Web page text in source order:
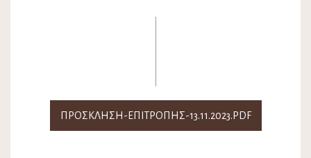
ΠΡΟΣΚΛΗΣΗ-ΕΠΙΤΡΟΠΗΣ-13.11.2023.PDF